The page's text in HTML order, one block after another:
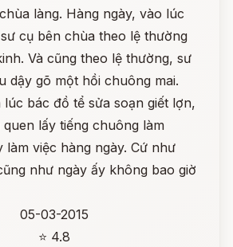
làng. Hàng ngày, vào lúc
cụ bên chùa theo lệ thường
Và cũng theo lệ thường, sư
dậy gõ một hồi chuông mai.
lúc bác đồ tể sửa soạn giết lợn,
lấy tiếng chuông làm
làm việc hàng ngày. Cứ như
như ngày ấy không bao giờ
05-03-2015
⭐ 4.8